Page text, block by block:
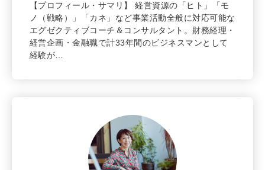
【プロフィール・サマリ】 経営資源の「ヒト」「モ
ノ（戦略）」「カネ」など事業活動全般に対応可能な
エグゼクティブコーチ＆コンサルタント。財務経理・
経営企画・金融職で計33年間のビジネスマンとして
経験が…